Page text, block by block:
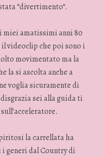
“divertimento“.
amatissimi anni 80
videoclip che poi sono i
movimentato ma la
la si ascolta anche a
voglia sicuramente di
sei alla guida ti
la carrellata ha
generi dal Country di